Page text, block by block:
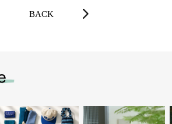
BACK